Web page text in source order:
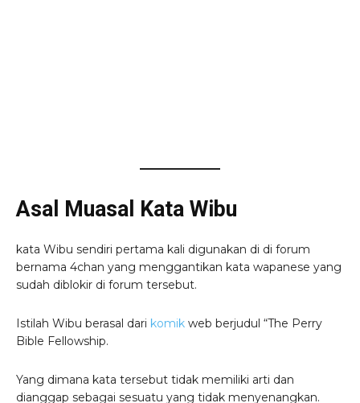
Asal Muasal Kata Wibu
kata Wibu sendiri pertama kali digunakan di di forum
bernama 4chan yang menggantikan kata wapanese yang
sudah diblokir di forum tersebut.
Istilah Wibu berasal dari komik web berjudul “The Perry
Bible Fellowship.
Yang dimana kata tersebut tidak memiliki arti dan
dianggap sebagai sesuatu yang tidak menyenangkan.